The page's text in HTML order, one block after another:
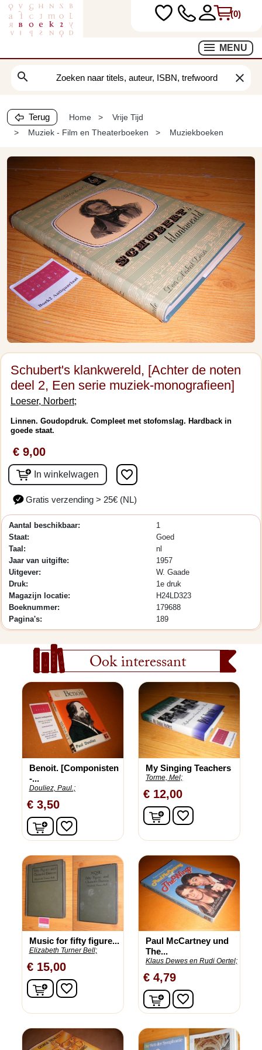
(0)
MENU
search clear
Terug Home
Vrije Tijd
Muziek - Film en Theaterboeken
Muziekboeken
Schubert's klankwereld, [Achter de noten
deel 2, Een serie muziek-monografieen]
Loeser, Norbert;
Linnen. Goudopdruk. Compleet met stofomslag. Hardback in
goede staat.
€ 9,00
In winkelwagen favorite_border
Gratis verzending > 25€ (NL)
Aantal beschikbaar:
1
Staat:
Goed
Taal:
nl
Jaar van uitgifte:
1957
Uitgever:
W. Gaade
Druk:
1e druk
Magazijn locatie:
H24LD323
Boeknummer:
179688
Pagina's:
189
Ook interessant
Benoit. [Componisten
-...
Douliez, Paul.;
€ 3,50
In winkelwagen
favorite_border
My Singing Teachers
Torme, Mel;
€ 12,00
In winkelwagen
favorite_border
Music for fifty figure...
Elizabeth Turner Bell;
€ 15,00
In winkelwagen
favorite_border
Paul McCartney und
The...
Klaus Dewes en Rudi Oertel;
€ 4,79
In winkelwagen
favorite_border